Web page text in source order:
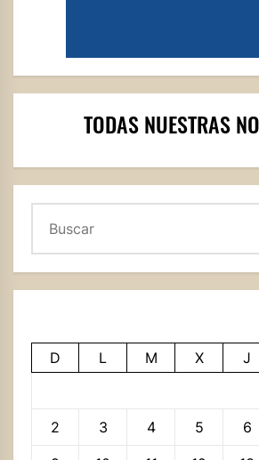
TODAS NUESTRAS
D L M X J
2 3 4 5 6